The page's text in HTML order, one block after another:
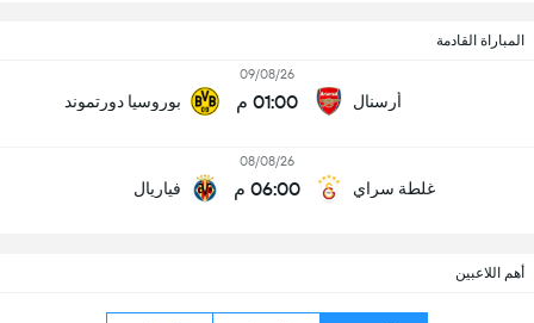
المباراة القادمة
أرسنال
09/08/26
01:00 م بوروسيا دورتموند
غلطة سراي
08/08/26
06:00 م فياريال
أهم اللاعبين